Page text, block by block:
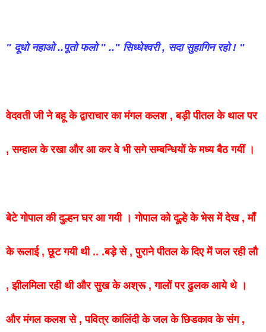
" दूधो नहाओ..पूतो फलो" .." सिध्धेश्वरी, सदा सुहागिन रहो! "
वेदवती जी ने बहू के द्वाराचार का मंगल कलश,बड़ीपीतल के थाल पर
,सम्हाल के रखा और आ कर वे भी सगे सम्बन्धियों के मध्य बैठ गयीं।
बेटे गोपाल की दुल्हन घर आ गयी।गोपाल को दूल्हे के भेस में देख,माँ
के रूलाई,छूट गयी थी.. .बड़े से ,पुरानेपीतल के दिए में जल रही लौ
,झीलमिला रही थी और सुख के अश्रू,गालों पर ढुलक आये थे ।
औरमंगल कलश से,पवित्र कालिंदी के जल के छिडकाव के संग,